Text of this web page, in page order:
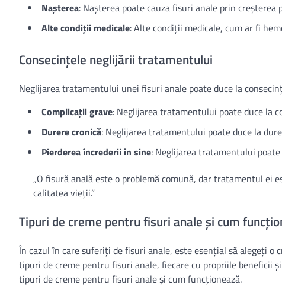
Nașterea: Nașterea poate cauza fisuri anale prin
Alte condiții medicale: Alte condiții medicale, cum ar fi
Consecințele neglijării tratamentului
Neglijarea tratamentului unei fisuri anale poate duce la
Complicații grave: Neglijarea tratamentului poate duce la
Durere cronică: Neglijarea tratamentului poate duce la
Pierderea încrederii în sine: Neglijarea tratamentului
„O fisură anală este o problemă comună, dar tratamentul
calitatea vieții.”
Tipuri de creme pentru fisuri anale și cum
În cazul în care suferiți de fisuri anale, este esențial să alegeți o
tipuri de creme pentru fisuri anale, fiecare cu propriile beneficii
tipuri de creme pentru fisuri anale și cum funcționează.